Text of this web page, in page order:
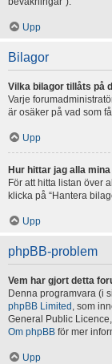
Upp
Bilagor
Vilka bilagor tillåts på
Varje
är osäker på vad som
Upp
Hur hittar jag alla
För att hitta listan över
klicka på “Hantera
Upp
phpBB-problem
Vem har gjort detta
Denna programvara (i
phpBB Limited , som
General Public
Om phpBB för mer
Upp